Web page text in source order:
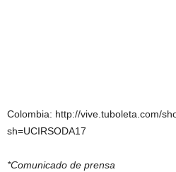
Colombia: http://vive.tuboleta.com/
sh=UCIRSODA17
*Comunicado de prensa